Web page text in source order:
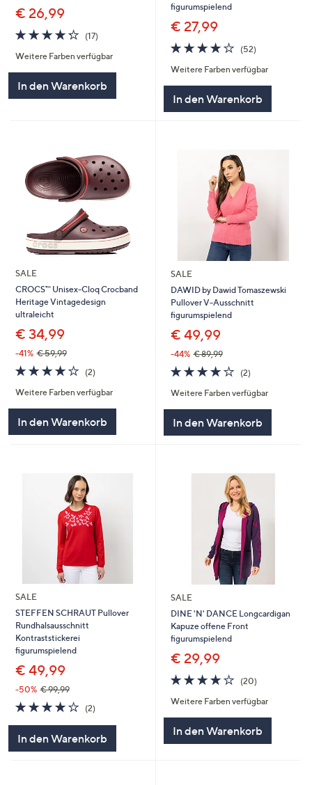
€ 26,99
4.2
von
5
(17)
Weitere Farben verfügbar
In den Warenkorb
figurumspielend
€ 27,99
4.2
von
5
(52)
Weitere Farben verfügbar
In den Warenkorb
SALE
CROCS™ Unisex-Cloq Crocband
Heritage Vintagedesign
ultraleicht
€ 34,99
-41% € 59,99
4.0
von
5
(2)
Weitere Farben verfügbar
In den Warenkorb
SALE
DAWID by Dawid Tomaszewski
Pullover V-Ausschnitt
figurumspielend
€ 49,99
-44% € 89,99
4.0
von
5
(2)
Weitere Farben verfügbar
In den Warenkorb
SALE
STEFFEN SCHRAUT Pullover
Rundhalsausschnitt
Kontraststickerei
figurumspielend
€ 49,99
-50% € 99,99
4.0
von
(2)
In den Warenkorb
SALE
DINE 'N' DANCE Longcardigan
Kapuze offene Front
figurumspielend
€ 29,99
3.9
von
5
(20)
Weitere Farben verfügbar
In den Warenkorb